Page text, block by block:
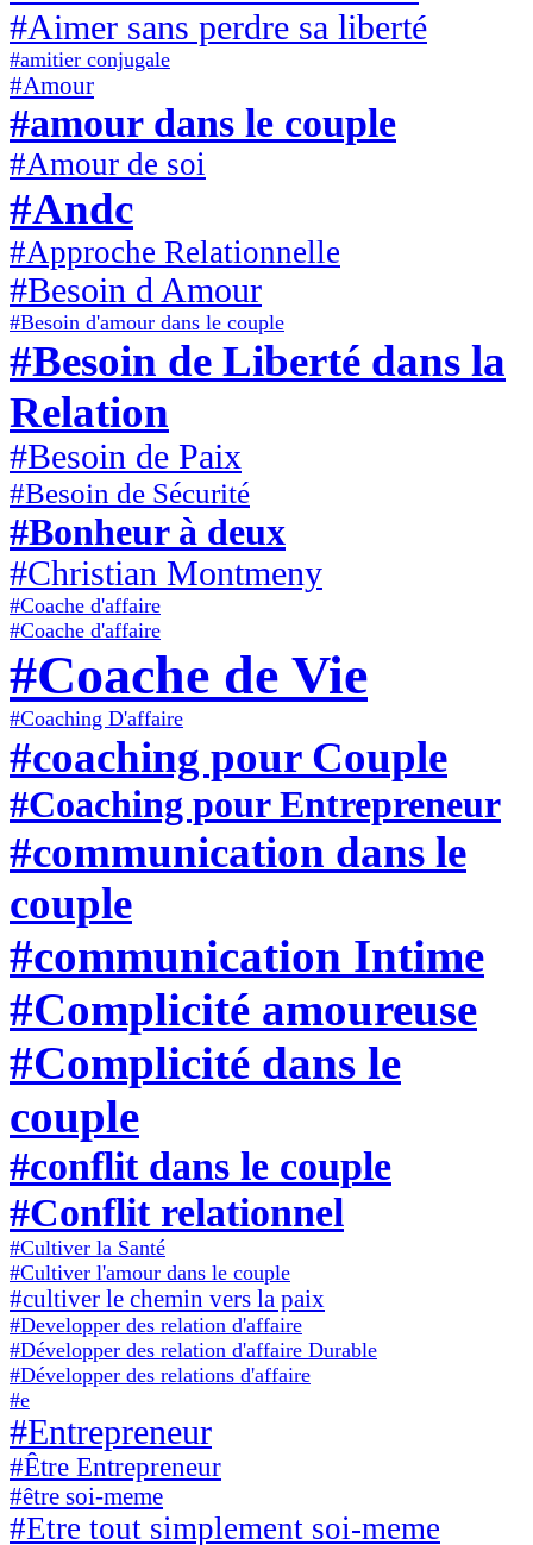
#Aimer sans perdre sa liberté
#amitier conjugale
#Amour
#amour dans le couple
#Amour de soi
#Andc
#Approche Relationnelle
#Besoin d Amour
#Besoin d'amour dans le couple
#Besoin de Liberté dans la
Relation
#Besoin de Paix
#Besoin de Sécurité
#Bonheur à deux
#Christian Montmeny
#Coache d'affaire
#Coache d'affaire
#Coache de Vie
#Coaching D'affaire
#coaching pour Couple
#Coaching pour Entrepreneur
#communication dans le
couple
#communication Intime
#Complicité amoureuse
#Complicité dans le
couple
#conflit dans le couple
#Conflit relationnel
#Cultiver la Santé
#Cultiver l'amour dans le couple
#cultiver le chemin vers la paix
#Developper des relation d'affaire
#Développer des relation d'affaire Durable
#Développer des relations d'affaire
#e
#Entrepreneur
#Être Entrepreneur
#être soi-meme
#Etre tout simplement soi-meme